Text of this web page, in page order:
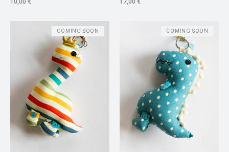
17,00 €
COMING SOON COMING SOON